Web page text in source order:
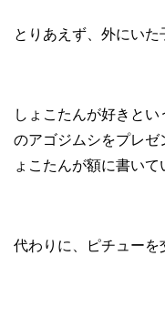
とりあえず、外にいた
しょこたんが好きと
のアゴジムシをプレゼ
ょこたんが額に書いて
代わりに、ピチューを